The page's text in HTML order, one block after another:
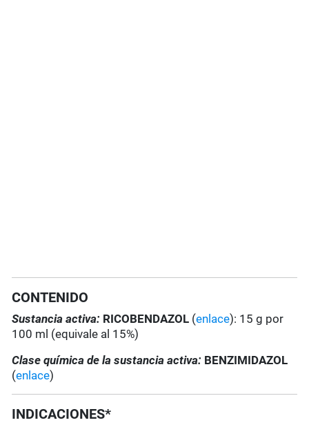
CONTENIDO
Sustancia activa: RICOBENDAZOL (enlace): 15 g por
100 ml (equivale al 15%)
Clase química de la sustancia activa: BENZIMIDAZOL
(enlace)
INDICACIONES*